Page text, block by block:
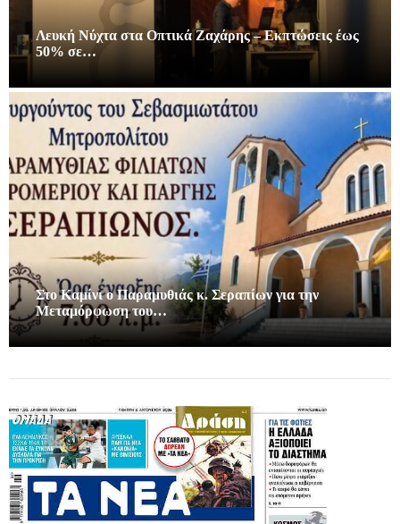
Λευκή Νύχτα στα Οπτικά Ζαχάρης – Εκπτώσεις έως
50% σε…
Στο Καμίνι ο Παραμυθιάς κ. Σεραπίων για την
Μεταμόρφωση του…